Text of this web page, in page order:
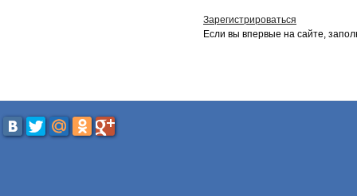
Зарегистрироваться
Если вы впервые на сайте,